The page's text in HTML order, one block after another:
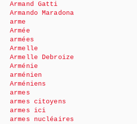
Armand Gatti
Armando Maradona
arme
Armée
armées
Armelle
Armelle Debroize
Arménie
arménien
Arméniens
armes
armes citoyens
armes ici
armes nucléaires